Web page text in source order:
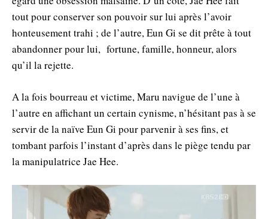
tout pour conserver son pouvoir sur lui après l’avoir
honteusement trahi ; de l’autre, Eun Gi se dit prête à tout
abandonner pour lui, fortune, famille, honneur, alors
qu’il la rejette.
A la fois bourreau et victime, Maru navigue de l’une à
l’autre en affichant un certain cynisme, n’hésitant pas à se
servir de la naïve Eun Gi pour parvenir à ses fins, et
tombant parfois l’instant d’après dans le piège tendu par
la manipulatrice Jae Hee.